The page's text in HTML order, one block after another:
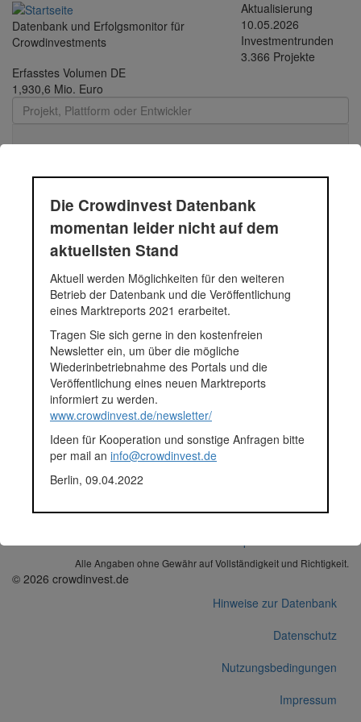
Direkt zum Inhalt
Datenbank und Erfolgsmonitor für
Crowdinvestments
Aktualisierung
10.05.2026
Investmentrunden
3.366 Projekte
Erfasstes Volumen DE
1,930,6 Mio. Euro
Toggle
Am Lohmühlenschatz
Neubauprojekt mit 16 Eigentumswohnungen
Fundingsumme
310.100 Euro
Finanziert in
2015
Segment
Immobilien
Anlagestatus
Zurückgezahlt
Plattform
Bergfürst
Projektentwickler
bonafide Immobilien GmbH
Notizen
am 05.07.2017: "Die Anleger
Lohmühlenschatz“ aus dem
Hause bonafide Immobilien
Zinsen, zurückerhalten."
Alle Angaben ohne Gewähr auf Vollständigkeit und Richtigkeit.
© 2026 crowdinvest.de
Hinweise zur Datenbank
Datenschutz
Nutzungsbedingungen
Impressum
Die Crowdinvest Datenbank
momentan leider nicht auf dem
aktuellsten Stand
Aktuell werden Möglichkeiten für den weiteren
Betrieb der Datenbank und die Veröffentlichung
eines Marktreports 2021 erarbeitet.
Tragen Sie sich gerne in den kostenfreien
Newsletter ein, um über die mögliche
Wiederinbetriebnahme des Portals und die
Veröffentlichung eines neuen Marktreports
informiert zu werden.
www.crowdinvest.de/newsletter/
Ideen für Kooperation und sonstige Anfragen bitte
per mail an info@crowdinvest.de
Berlin, 09.04.2022